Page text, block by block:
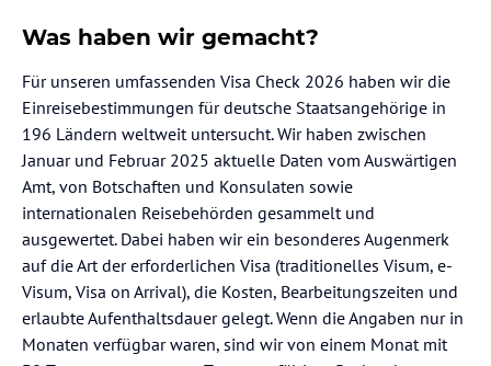
Was haben wir gemacht?
Für unseren umfassenden Visa Check 2026 haben wir die
Einreisebestimmungen für deutsche Staatsangehörige in
196 Ländern weltweit untersucht. Wir haben zwischen
Januar und Februar 2025 aktuelle Daten vom Auswärtigen
Amt, von Botschaften und Konsulaten sowie
internationalen Reisebehörden gesammelt und
ausgewertet. Dabei haben wir ein besonderes Augenmerk
auf die Art der erforderlichen Visa (traditionelles Visum, e-
Visum, Visa on Arrival), die Kosten, Bearbeitungszeiten und
erlaubte Aufenthaltsdauer gelegt. Wenn die Angaben nur in
Monaten verfügbar waren, sind wir von einem Monat mit